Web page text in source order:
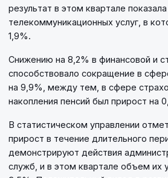
результат в этом квартале
телекоммуникационных услуг, в
1,9%.
Снижению на 8,2% в финансовой и
способствовало сокращение в
на 9,9%, между тем, в сфере
накопления пенсий был прирост на
В статистическом управлении
прирост в течение длительного
демонстрируют действия
служб, и в этом квартале объем их